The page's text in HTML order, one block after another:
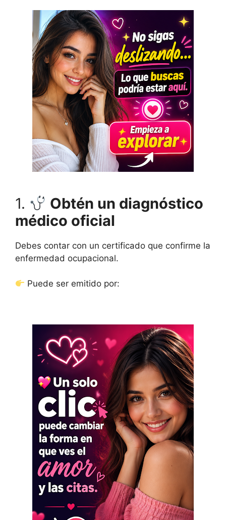
1.
Obtén un diagnóstico
médico oficial
Debes contar con un certificado que confirme la
enfermedad ocupacional.
Puede ser emitido por: